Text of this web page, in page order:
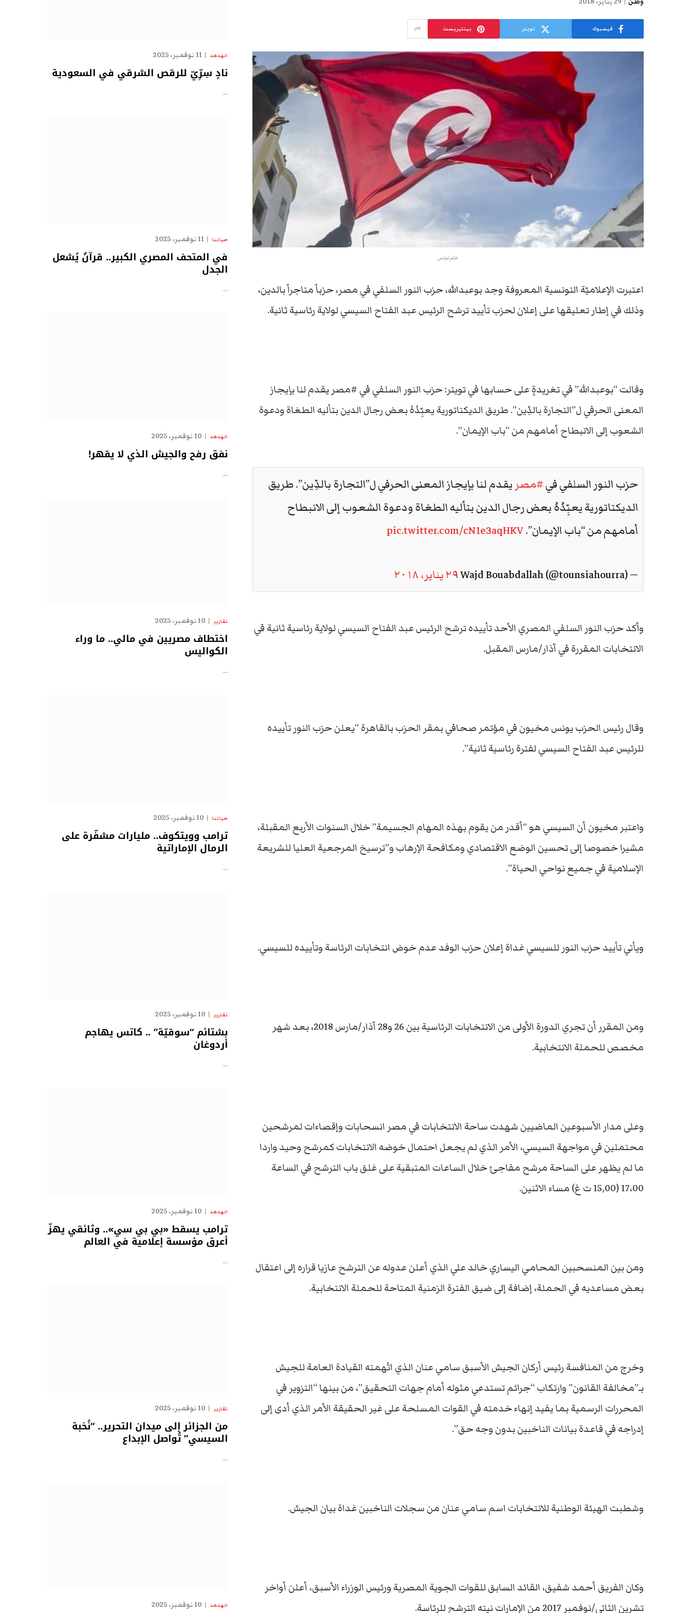
فيسبوك تويتر بينتيريست
علم تونس
اعتبرت الإعلاميّة التونسية المعروفة وجد بوعبدالله، حزب النور السلفي في مصر، حزباً متاجراً بالدين،
وذلك في إطار تعليقها على إعلان لحزب تأييد ترشح الرئيس عبد الفتاح السيسي لولاية رئاسية ثانية.
وقالت “بوعبدالله” في تغريدةٍ على حسابها في تويتر: حزب النور السلفي في #مصر يقدم لنا بإيجاز
المعنى الحرفي ل”التجارة بالدِّين”. طريق الديكتاتورية يعبِّدُهُ بعض رجال الدين بتأليه الطغاة ودعوة
الشعوب إلى الانبطاح أمامهم من “باب الإيمان”.
حزب النور السلفي في#مصر يقدم لنا بإيجاز المعنى الحرفي ل”التجارة بالدِّين”. طريق
الديكتاتورية يعبِّدُهُ بعض رجال الدين بتأليه الطغاة ودعوة الشعوب إلى الانبطاح
أمامهم من “باب الإيمان”.pic.twitter.com/cN1e3aqHKV
— Wajd Bouabdallah (@tounsiahourra) ٢٩ يناير، ٢٠١٨
وأكد حزب النور السلفي المصري الأحد تأييده ترشح الرئيس عبد الفتاح السيسي لولاية رئاسية ثانية في
الانتخابات المقررة في آذار/مارس المقبل.
وقال رئيس الحزب يونس مخيون في مؤتمر صحافي بمقر الحزب بالقاهرة “يعلن حزب النور تأييده
للرئيس عبد الفتاح السيسي لفترة رئاسية ثانية”.
واعتبر مخيون أن السيسي هو “أقدر من يقوم بهذه المهام الجسيمة” خلال السنوات الأربع المقبلة،
مشيرا خصوصا إلى تحسين الوضع الاقتصادي ومكافحة الإرهاب و”ترسيخ المرجعية العليا للشريعة
الإسلامية في جميع نواحي الحياة”.
ويأتي تأييد حزب النور للسيسي غداة إعلان حزب الوفد عدم خوض انتخابات الرئاسة وتأييده للسيسي.
ومن المقرر أن تجري الدورة الأولى من الانتخابات الرئاسية بين 26 و28 آذار/مارس 2018، بعد شهر
مخصص للحملة الانتخابية.
وعلى مدار الأسبوعين الماضيين شهدت ساحة الانتخابات في مصر انسحابات وإقصاءات لمرشحين
محتملين في مواجهة السيسي، الأمر الذي لم يجعل احتمال خوضه الانتخابات كمرشح وحيد واردا
ما لم يظهر على الساحة مرشح مفاجئ خلال الساعات المتبقية على غلق باب الترشح في الساعة
17،00 (15,00 ت غ) مساء الاثنين.
ومن بين المنسحبين المحامي اليساري خالد علي الذي أعلن عدوله عن الترشح عازيا قراره إلى اعتقال
بعض مساعديه في الحملة، إضافة إلى ضيق الفترة الزمنية المتاحة للحملة الانتخابية.
وخرج من المنافسة رئيس أركان الجيش الأسبق سامي عنان الذي اتُهمته القيادة العامة للجيش
بـ”مخالفة القانون” وارتكاب “جرائم تستدعي مثوله أمام جهات التحقيق”، من بينها “التزوير في
المحررات الرسمية بما يفيد إنهاء خدمته في القوات المسلحة على غير الحقيقة الأمر الذي أدى إلى
إدراجه في قاعدة بيانات الناخبين بدون وجه حق”.
وشطبت الهيئة الوطنية للانتخابات اسم سامي عنان من سجلات الناخبين غداة بيان الجيش.
وكان الفريق أحمد شفيق، القائد السابق للقوات الجوية المصرية ورئيس الوزراء الأسبق، أعلن أواخر
تشرين الثاني/نوفمبر 2017 من الإمارات نيته الترشح للرئاسة.
الهدهد 11 نوفمبر، 2025
نادٍ سِرِّيّ للرقص الشرقي في السعودية
…
حياتنا 11 نوفمبر، 2025
في المتحف المصري الكبير.. قرآنٌ يُشعل
الجدل
…
الهدهد 10 نوفمبر، 2025
نفق رفح والجيش الذي لا يقهر!
…
تقارير 10 نوفمبر، 2025
اختطاف مصريين في مالي.. ما وراء
الكواليس
…
حياتنا 10 نوفمبر، 2025
ترامب وويتكوف.. مليارات مشفّرة على
الرمال الإماراتية
…
تقارير 10 نوفمبر، 2025
بشتائم “سوقيّة” .. كاتس يهاجم
أردوغان
…
الهدهد 10 نوفمبر، 2025
ترامب يسقط «بي بي سي».. وثائقي يهزّ
أعرق مؤسسة إعلامية في العالم
…
تقارير 10 نوفمبر، 2025
من الجزائر إلى ميدان التحرير.. “نُخبة
السيسي” تُواصل الإبداع
…
الهدهد 10 نوفمبر، 2025